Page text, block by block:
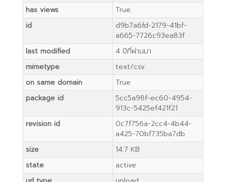
has views
True
id
d9b7a6fd-2179-41bf-
a665-7726c93ea83f
last modified
4 ปีที่ผ่านมา
mimetype
text/csv
on same domain
True
package id
5cc5a98f-ec60-4954-
913c-5425ef421f21
revision id
0c7f756a-2cc4-4b44-
a425-70bf735ba7db
size
14.7 KB
state
active